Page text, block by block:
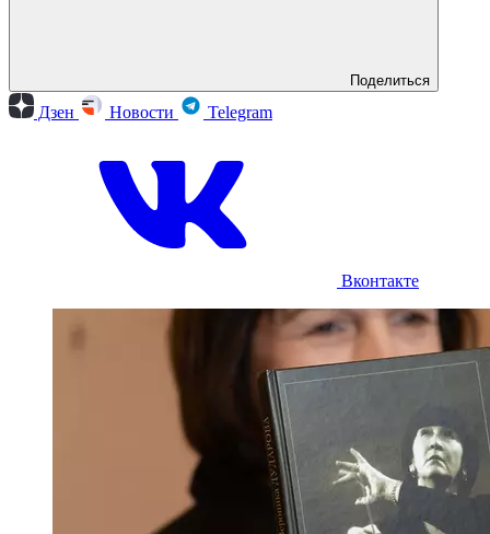
Поделиться
Дзен Новости Telegram
Вконтакте